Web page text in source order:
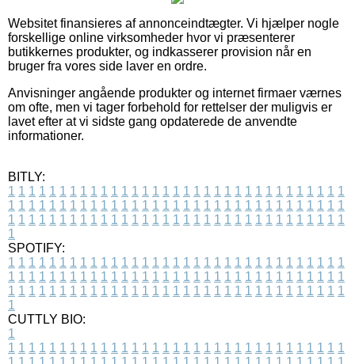
Websitet finansieres af annonceindtægter. Vi hjælper nogle
forskellige online virksomheder hvor vi præsenterer
butikkernes produkter, og indkasserer provision når en
bruger fra vores side laver en ordre.
Anvisninger angående produkter og internet firmaer værnes
om ofte, men vi tager forbehold for rettelser der muligvis er
lavet efter at vi sidste gang opdaterede de anvendte
informationer.
BITLY:
1 1 1 1 1 1 1 1 1 1 1 1 1 1 1 1 1 1 1 1 1 1 1 1 1 1 1 1 1 1 1 1 1
1 1 1 1 1 1 1 1 1 1 1 1 1 1 1 1 1 1 1 1 1 1 1 1 1 1 1 1 1 1 1 1 1
1 1 1 1 1 1 1 1 1 1 1 1 1 1 1 1 1 1 1 1 1 1 1 1 1 1 1 1 1 1 1 1 1
1
SPOTIFY:
1 1 1 1 1 1 1 1 1 1 1 1 1 1 1 1 1 1 1 1 1 1 1 1 1 1 1 1 1 1 1 1 1
1 1 1 1 1 1 1 1 1 1 1 1 1 1 1 1 1 1 1 1 1 1 1 1 1 1 1 1 1 1 1 1 1
1 1 1 1 1 1 1 1 1 1 1 1 1 1 1 1 1 1 1 1 1 1 1 1 1 1 1 1 1 1 1 1 1
1
CUTTLY BIO:
1
1 1 1 1 1 1 1 1 1 1 1 1 1 1 1 1 1 1 1 1 1 1 1 1 1 1 1 1 1 1 1 1 1